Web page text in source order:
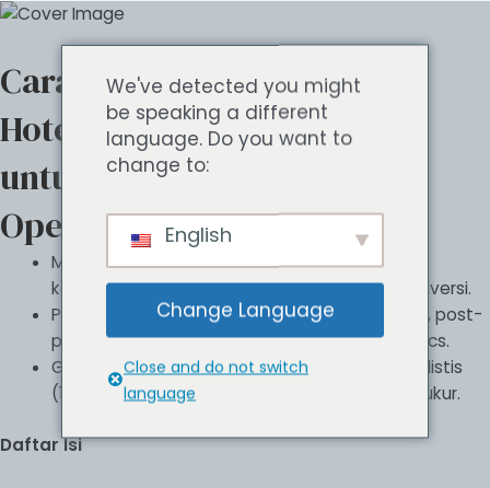
Cara Membuat Virtual Tour
Hotel — Panduan Lengkap
untuk Tim Marketing &
Operasional
Menghasilkan virtual tour 360° meningkatkan
kepercayaan calon tamu dan mendorong konversi.
Panduan ini mencakup perencanaan, produksi, post-
production, hingga integrasi booking & analytics.
Gunakan checklist pra-shoot dan timeline realistis
(1–3 minggu) untuk peluncuran cepat dan terukur.
Daftar Isi
We've detected you might
be speaking a different
language. Do you want to
change to:
English
Change Language
Close and do not switch
language